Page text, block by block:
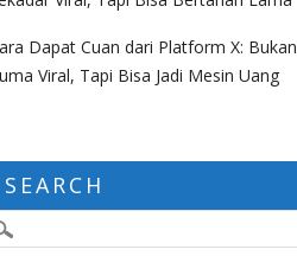
Dapat Cuan dari Platform X: Bukan
Viral, Tapi Bisa Jadi Mesin Uang
SEARCH